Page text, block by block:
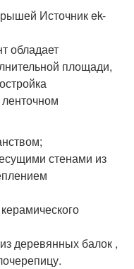
Источник ek-
обладает
площади,
стенами из
деревянных балок ,